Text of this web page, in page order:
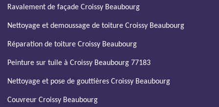
Ravalement de façade Croissy Beaubourg
Nettoyage et demoussage de toiture Croissy Beaubourg
Réparation de toiture Croissy Beaubourg
Peinture sur tuile à Croissy Beaubourg 77183
Nettoyage et pose de gouttières Croissy Beaubourg
Couvreur Croissy Beaubourg